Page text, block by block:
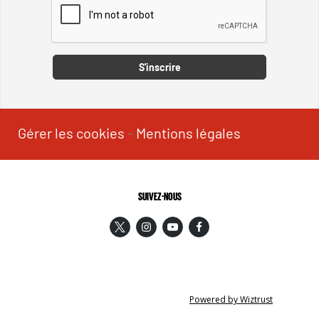
S'inscrire
Gérer les cookies - Mentions légales
SUIVEZ-NOUS
Powered by Wiztrust